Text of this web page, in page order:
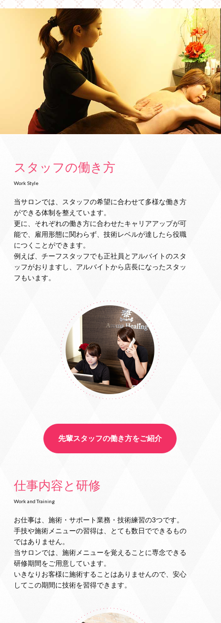
スタッフの働き方
Work Style
当サロンでは、スタッフの希望に合わせて多様な働き方
ができる体制を整えています。
更に、それぞれの働き方に合わせたキャリアアップが可
能で、雇用形態に関わらず、技術レベルが達したら役職
につくことができます。
例えば、チーフスタッフでも正社員とアルバイトのスタ
ッフがおりますし、アルバイトから店長になったスタッ
フもいます。
先輩スタッフの働き方をご紹介
仕事内容と研修
Work and Training
お仕事は、施術・サポート業務・技術練習の3つです。
手技や施術メニューの習得は、とても数日でできるもの
ではありません。
当サロンでは、施術メニューを覚えることに専念できる
研修期間をご用意しています。
いきなりお客様に施術することはありませんので、安心
してこの期間に技術を習得できます。